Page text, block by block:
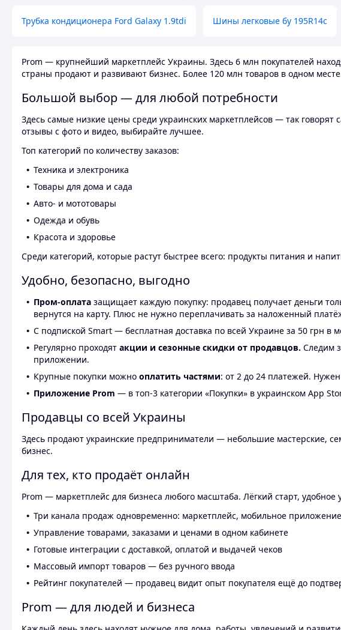
Трубка кондиционера Ford Galaxy 1.9tdi Шины легковые бу 195R14c
Prom — крупнейший маркетплейс Украины. Здесь 6 млн покупателей
страны продают и развивают бизнес. Более 120 млн товаров в одном
Большой выбор — для любой потребности
Здесь самые низкие цены среди украинских маркетплейсов — так
отзывы с фото и видео, выбирайте лучшее.
Топ категорий по количеству заказов:
Техника и электроника
Товары для дома и сада
Авто- и мототовары
Одежда и обувь
Красота и здоровье
Среди категорий, которые растут быстрее всего: продукты питания и
Удобно, безопасно, выгодно
Пром-оплата защищает каждую покупку: продавец получает деньги
вернутся на карту. Плюс не нужно переплачивать за наложенный
С подпиской Smart — бесплатная доставка по всей Украине за 50 грн в
Регулярно проходят акции и сезонные скидки от продавцов. Следим
приложении.
Крупные покупки можно оплатить частями: от 2 до 24 платежей.
Приложение Prom — в топ-3 категории «Покупки» в украинском App
Продавцы со всей Украины
Здесь продают украинские предприниматели — небольшие мастерские,
бизнес.
Для тех, кто продаёт онлайн
Prom — маркетплейс для бизнеса любого масштаба. Лёгкий старт,
Три канала продаж одновременно: маркетплейс, мобильное
Управление товарами, заказами и ценами в одном кабинете
Готовые интеграции с доставкой, оплатой и выдачей чеков
Массовый импорт товаров — без ручного ввода
Рейтинг покупателей — продавец видит опыт покупателя ещё до
Prom — для людей и бизнеса